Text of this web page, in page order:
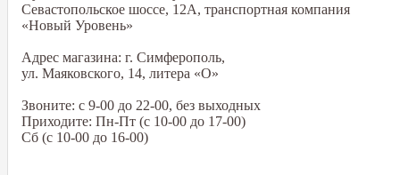
Севастопольское шоссе, 12А, транспортная компания
«Новый Уровень»
Адрес магазина: г. Симферополь,
ул. Маяковского, 14, литера «О»
Звоните: с 9-00 до 22-00, без выходных
Приходите: Пн-Пт (с 10-00 до 17-00)
Сб (с 10-00 до 16-00)